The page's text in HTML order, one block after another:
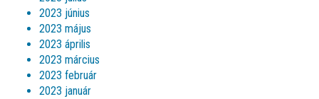
2023 június
2023 május
2023 április
2023 március
2023 február
2023 január